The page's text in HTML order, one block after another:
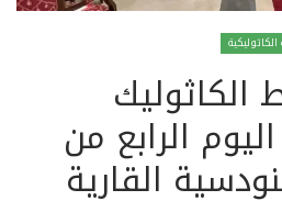
الكاثوليك
الرابع من
القارية